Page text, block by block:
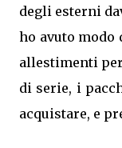
degli esterni
ho avuto
allestimenti
di serie, i
acquistare, e